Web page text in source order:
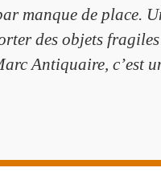
manque de place.
des objets
Antiquaire, c’est